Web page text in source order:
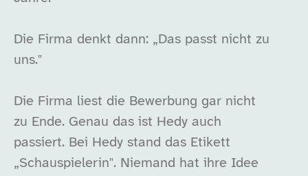
Die Firma denkt dann: „Das passt nicht zu
uns."
Die Firma liest die Bewerbung gar nicht
zu Ende. Genau das ist Hedy auch
passiert. Bei Hedy stand das Etikett
„Schauspielerin". Niemand hat ihre Idee